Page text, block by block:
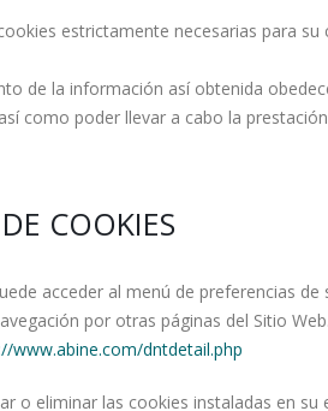
estrictamente necesarias para
de la información así obtenida
como poder llevar a cabo la
COOKIES
acceder al menú de preferencias
por otras páginas del Sitio
www.abine.com/dntdetail.php
o eliminar las cookies instaladas en